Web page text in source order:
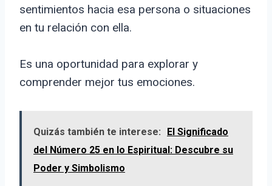
sentimientos hacia esa persona o situaciones
en tu relación con ella.
Es una oportunidad para explorar y
comprender mejor tus emociones.
Quizás también te interese:
El Significado
del Número 25 en lo Espiritual: Descubre su
Poder y Simbolismo